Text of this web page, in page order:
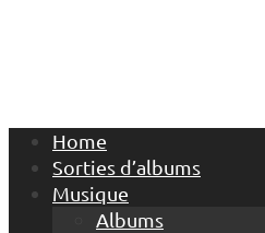
Home
Sorties d’albums
Musique
Albums